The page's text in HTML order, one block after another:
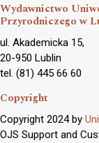
Wydawnictwo
Przyrodniczego w
ul. Akademicka 15,
20-950 Lublin
tel. (81) 445 66 60
Copyright
Copyright 2024 by
OJS Support and